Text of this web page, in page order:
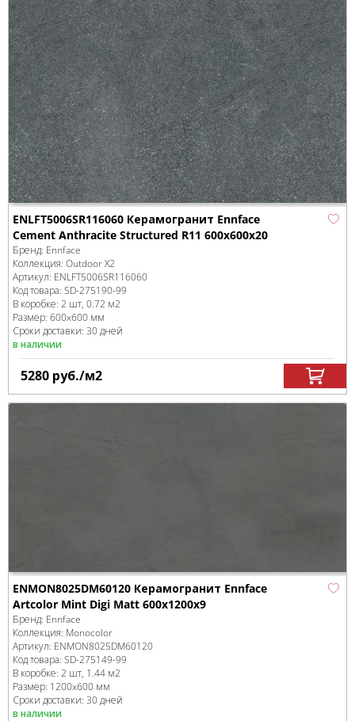
ENLFT5006SR116060 Керамогранит Ennface
Cement Anthracite Structured R11 600x600x20
Бренд: Ennface
Коллекция: Outdoor X2
Артикул: ENLFT5006SR116060
Код товара: SD-275190-99
В коробке: 2 шт, 0.72 м2
Размер: 600x600 мм
Сроки доставки: 30 дней
в наличии
5280 руб./м2
ENMON8025DM60120 Керамогранит Ennface
Artcolor Mint Digi Matt 600х1200х9
Бренд: Ennface
Коллекция: Monocolor
Артикул: ENMON8025DM60120
Код товара: SD-275149-99
В коробке: 2 шт, 1.44 м2
Размер: 1200x600 мм
Сроки доставки: 30 дней
в наличии